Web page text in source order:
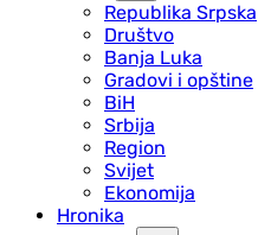
Republika Srpska
Društvo
Banja Luka
Gradovi i opštine
BiH
Srbija
Region
Svijet
Ekonomija
Hronika